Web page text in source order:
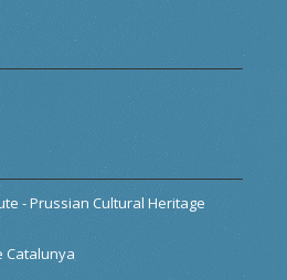
- Prussian Cultural Heritage
Catalunya